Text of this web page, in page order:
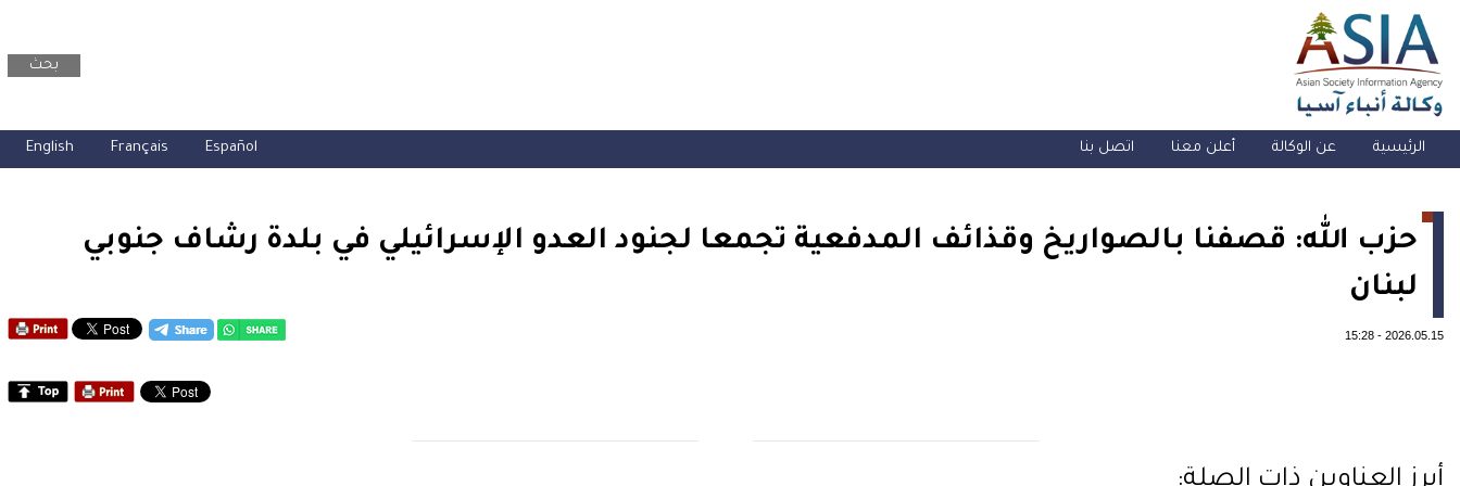
بحث
الرئيسية عن الوكالة أعلن معنا اتصل بنا English Français Español
حزب الله: قصفنا بالصواريخ وقذائف المدفعية تجمعا لجنود العدو الإسرائيلي في بلدة رشاف جنوبي
لبنان
2026.05.15
-
15:28